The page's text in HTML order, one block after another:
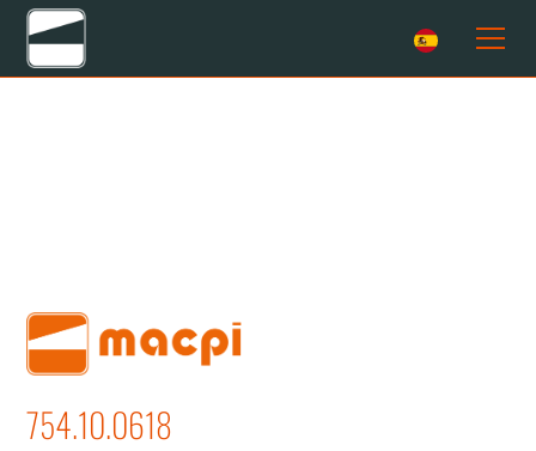
754.10.0618